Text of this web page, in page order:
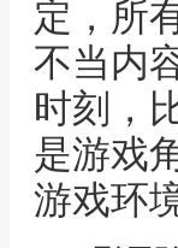
定，所
不当内
时刻，
是游戏
游戏环